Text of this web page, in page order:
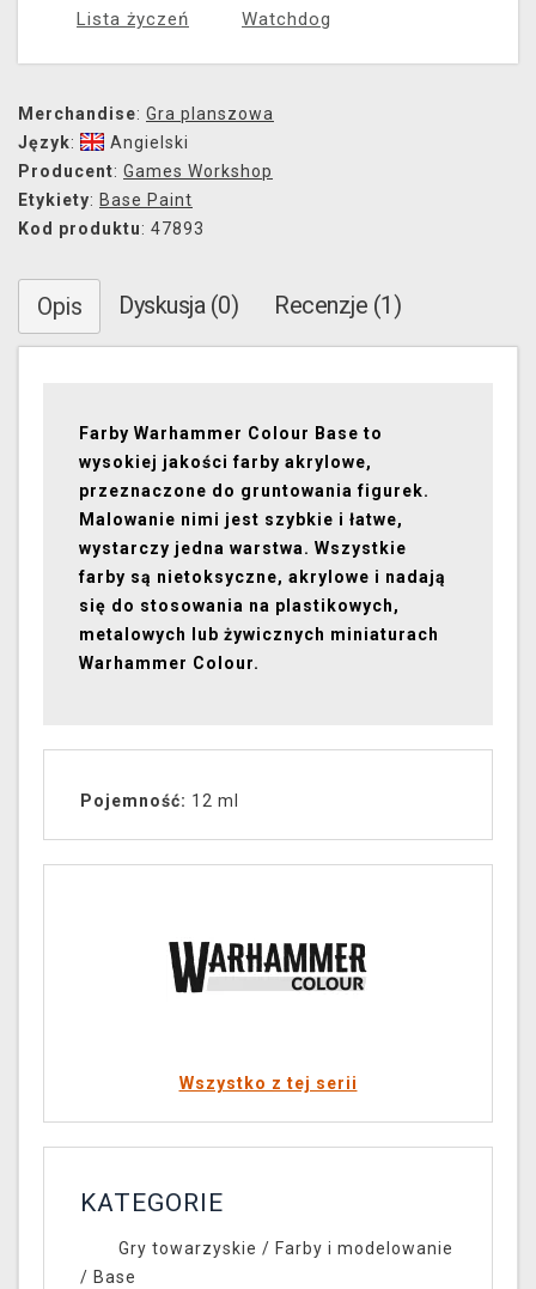
Lista życzeń Watchdog
Merchandise: Gra planszowa
Język:
Angielski
Producent: Games Workshop
Etykiety: Base Paint
Kod produktu: 47893
Opis Dyskusja (0) Recenzje (1)
Farby Warhammer Colour Base to
wysokiej jakości farby akrylowe,
przeznaczone do gruntowania figurek.
Malowanie nimi jest szybkie i łatwe,
wystarczy jedna warstwa. Wszystkie
farby są nietoksyczne, akrylowe i nadają
się do stosowania na plastikowych,
metalowych lub żywicznych miniaturach
Warhammer Colour.
Pojemność: 12 ml
Wszystko z tej serii
KATEGORIE
Gry towarzyskie / Farby i modelowanie
/ Base